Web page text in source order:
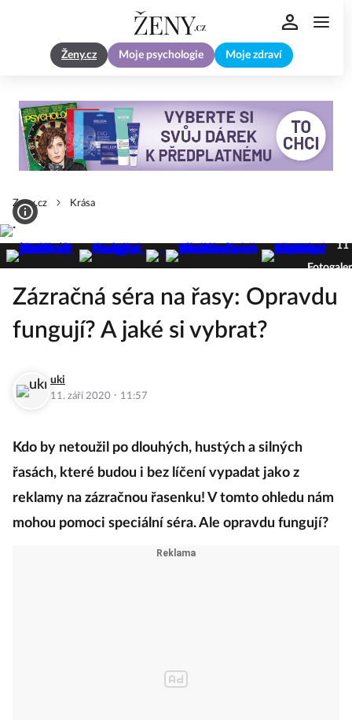
Ženy.cz Moje psychologie Moje zdraví
Zeny.cz Krása
11
Zázračná séra na řasy: Opravdu
fungují? A jaké si vybrat?
uki
11. září 2020 · 11:57
Kdo by netoužil po dlouhých, hustých a silných
řasách, které budou i bez líčení vypadat jako z
reklamy na zázračnou řasenku! V tomto ohledu nám
mohou pomoci speciální séra. Ale opravdu fungují?